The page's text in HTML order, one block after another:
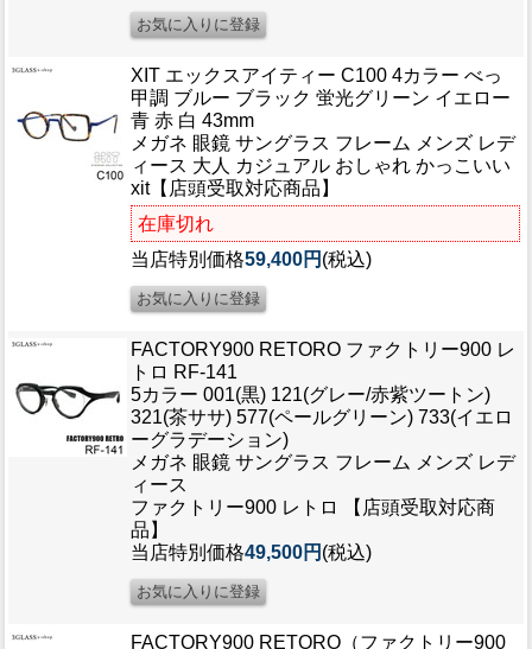
INFORMATION
XIT エックスアイティー C100 4カラー べっ
甲調 ブルー ブラック 蛍光グリーン イエロー
青 赤 白 43mm
メガネ 眼鏡 サングラス フレーム メンズ レデ
ィース 大人 カジュアル おしゃれ かっこいい
xit【店頭受取対応商品】
在庫切れ
当店特別価格59,400円 (税込)
FACTORY900 RETORO ファクトリー900 レ
トロ RF-141
5カラー 001(黒) 121(グレー/赤紫ツートン)
321(茶ササ) 577(ペールグリーン) 733(イエロ
ーグラデーション)
メガネ 眼鏡 サングラス フレーム メンズ レデ
ィース
ファクトリー900 レトロ 【店頭受取対応商
品】
当店特別価格49,500円 (税込)
FACTORY900 RETORO（ファクトリー900